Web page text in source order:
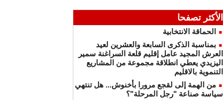
الأكثر تصفحا
الحماقة الانتخابية
بمناسبة الذكرى السابعة والعشرين لعيد
العرش المجيد عامل إقليم قلعة السراغنة سمير
اليزيدي يعطي انطلاقة مجموعة من المشاريع
التنموية بالاقليم
من الهمة إلى لقجع مرورا بأخنوش... هل تنتهي
سياسة صناعة "رجل المرحلة"؟